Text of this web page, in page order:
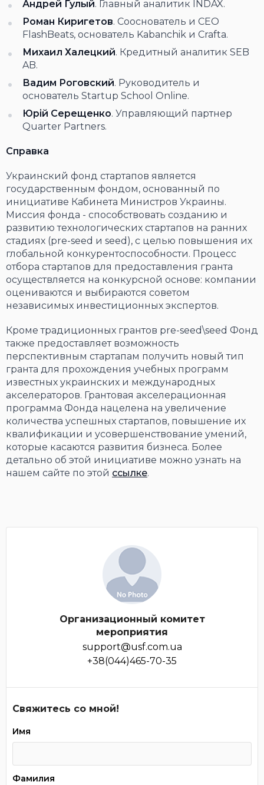
Андрей Гулый. Главный аналитик INDAX.
Роман Киригетов. Сооснователь и CEO
FlashBeats, основатель Kabanchik и Crafta.
Михаил Халецкий. Кредитный аналитик SEB
AB.
Вадим Роговский. Руководитель и
основатель Startup School Online.
Юрій Серещенко. Управляющий партнер
Quarter Partners.
Справка
Украинский фонд стартапов является
государственным фондом, основанный по
инициативе Кабинета Министров Украины.
Миссия фонда - способствовать созданию и
развитию технологических стартапов на ранних
стадиях (pre-seed и seed), с целью повышения их
глобальной конкурентоспособности. Процесс
отбора стартапов для предоставления гранта
осуществляется на конкурсной основе: компании
оцениваются и выбираются советом
независимых инвестиционных экспертов.
Кроме традиционных грантов pre-seed\seed Фонд
также предоставляет возможность
перспективным стартапам получить новый тип
гранта для прохождения учебных программ
известных украинских и международных
акселераторов. Грантовая акселерационная
программа Фонда нацелена на увеличение
количества успешных стартапов, повышение их
квалификации и усовершенствование умений,
которые касаются развития бизнеса. Более
детально об этой инициативе можно узнать на
нашем сайте по этой ссылке.
Организационный комитет
мероприятия
support@usf.com.ua
+38(044)465-70-35
Свяжитесь со мной!
Имя
Фамилия